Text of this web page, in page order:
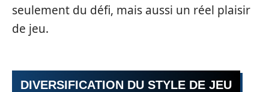
seulement du défi, mais aussi un réel plaisir
de jeu.
DIVERSIFICATION DU STYLE DE JEU